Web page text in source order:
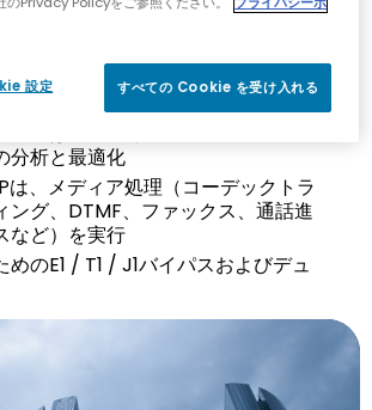
SBCにより、シームレスな移行と
のサポート
する強化された境界防御
分析と最適化
は、メディア処理（コーデックトラ
ング、DTMF、ファックス、通話進
など）を実行
めのE1 / T1 / J1バイパスおよびデュ
設定 すべての Cookie を受け入れる